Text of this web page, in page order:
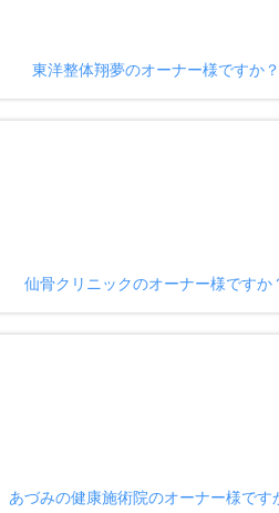
東洋整体翔夢のオーナー様ですか？
仙骨クリニックのオーナー様ですか
あづみの健康施術院のオーナー様です